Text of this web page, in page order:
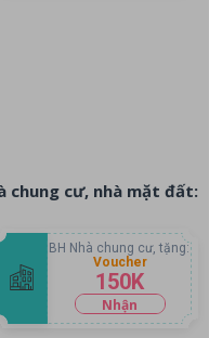
Voucher
150K
BH Nhà chung cư, tặng:
Nhận
voucher
chung cư, nhà mặt đất: